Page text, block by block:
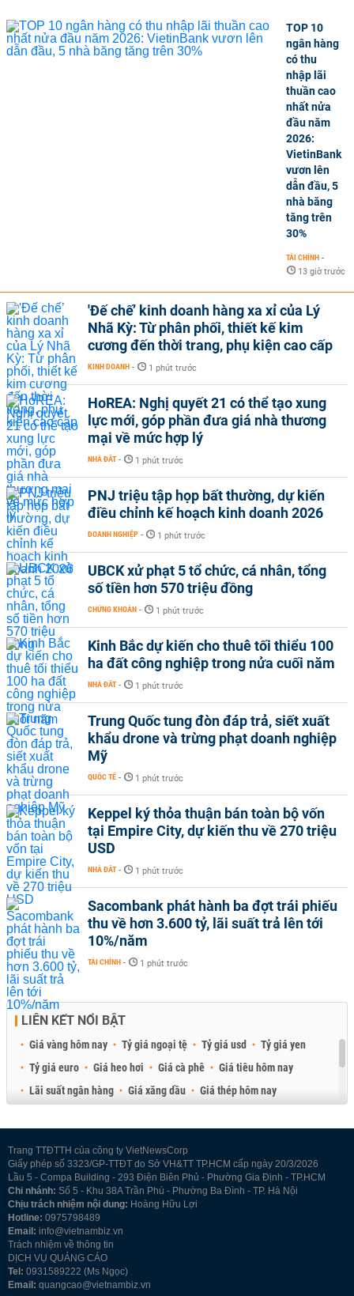
TOP 10
ngân hàng
có thu
nhập lãi
thuần cao
nhất nửa
đầu năm
2026:
VietinBank
vươn lên
dẫn đầu, 5
nhà băng
tăng trên
30%
TÀI CHÍNH -
13 giờ trước
'Đế chế’ kinh doanh hàng xa xỉ của Lý
Nhã Kỳ: Từ phân phối, thiết kế kim
cương đến thời trang, phụ kiện cao cấp
KINH DOANH - 1 phút trước
HoREA: Nghị quyết 21 có thể tạo xung
lực mới, góp phần đưa giá nhà thương
mại về mức hợp lý
NHÀ ĐẤT - 1 phút trước
PNJ triệu tập họp bất thường, dự kiến
điều chỉnh kế hoạch kinh doanh 2026
DOANH NGHIỆP - 1 phút trước
UBCK xử phạt 5 tổ chức, cá nhân, tổng
số tiền hơn 570 triệu đồng
CHỨNG KHOÁN - 1 phút trước
Kinh Bắc dự kiến cho thuê tối thiểu 100
ha đất công nghiệp trong nửa cuối năm
NHÀ ĐẤT - 1 phút trước
Trung Quốc tung đòn đáp trả, siết xuất
khẩu drone và trừng phạt doanh nghiệp
Mỹ
QUỐC TẾ - 1 phút trước
Keppel ký thỏa thuận bán toàn bộ vốn
tại Empire City, dự kiến thu về 270 triệu
USD
NHÀ ĐẤT - 1 phút trước
Sacombank phát hành ba đợt trái phiếu
thu về hơn 3.600 tỷ, lãi suất trả lên tới
10%/năm
TÀI CHÍNH - 1 phút trước
LIÊN KẾT NỔI BẬT
Giá vàng hôm nay Tỷ giá ngoại tệ Tỷ giá usd
Tỷ giá yen
Tỷ giá euro
Giá heo hơi Giá cà phê
Giá tiêu hôm nay
Lãi suất ngân hàng
Giá xăng dầu
Giá thép hôm nay
Trang TTĐTTH của công ty VietNewsCorp
Giấy phép số 3323/GP-TTĐT do Sở VH&TT TP.HCM cấp ngày 20/3/2026
Lầu 5 - Compa Building - 293 Điện Biên Phủ - Phường Gia Định - TP.HCM
Chi nhánh: Số 5 - Khu 38A Trần Phú - Phường Ba Đình - TP. Hà Nội
Chịu trách nhiệm nội dung: Hoàng Hữu Lợi
Hotline: 0975798489
Email: info@vietnambiz.vn
Trách nhiệm về thông tin
DỊCH VỤ QUẢNG CÁO
Tel: 0931589222 (Ms Ngọc)
Email: quangcao@vietnambiz.vn